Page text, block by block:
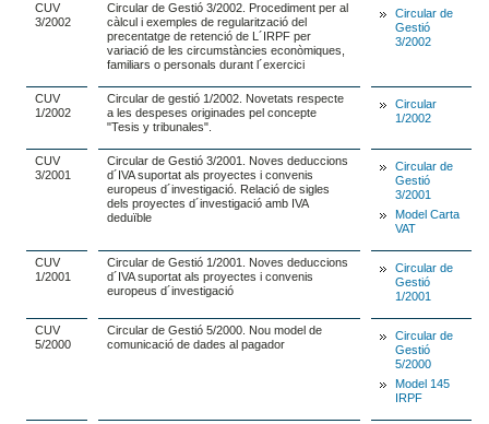
CUV
3/2002
Circular de Gestió 3/2002. Procediment per al
càlcul i exemples de regularització del
precentatge de retenció de L´IRPF per
variació de les circumstàncies econòmiques,
familiars o personals durant l´exercici
Circular de
Gestió
3/2002
CUV
1/2002
Circular de gestió 1/2002. Novetats respecte
a les despeses originades pel concepte
"Tesis y tribunales".
Circular
1/2002
CUV
3/2001
Circular de Gestió 3/2001. Noves deduccions
d´IVA suportat als proyectes i convenis
europeus d´investigació. Relació de sigles
dels proyectes d´investigació amb IVA
deduïble
Circular de
Gestió
3/2001
Model Carta
VAT
CUV
1/2001
Circular de Gestió 1/2001. Noves deduccions
d´IVA suportat als proyectes i convenis
europeus d´investigació
Circular de
Gestió
1/2001
CUV
5/2000
Circular de Gestió 5/2000. Nou model de
comunicació de dades al pagador
Circular de
Gestió
5/2000
Model 145
IRPF